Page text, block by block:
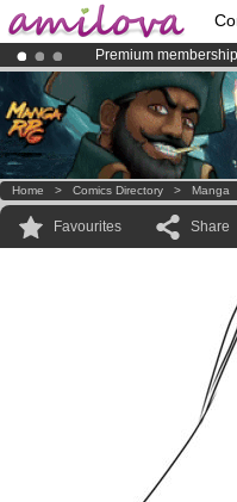
Premium
AmilovaKickstarter
Already 100000
Home > Comics Directory > Manga
Favourites Share